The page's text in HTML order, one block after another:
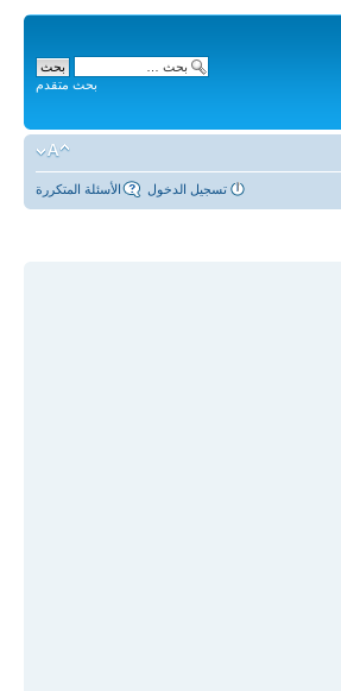
بحث متقدم
الأسئلة المتكررة تسجيل الدخول